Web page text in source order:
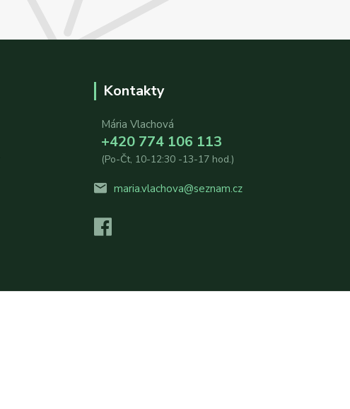
Kontakty
Mária Vlachová
+420 774 106 113
(Po-Čt, 10-12:30 -13-17 hod.)
maria.vlachova@seznam.cz